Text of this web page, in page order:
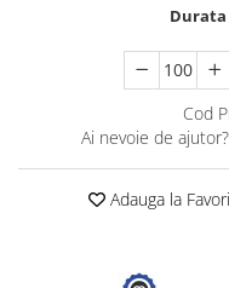
Cod
Ai nevoie de ajutor?
Adauga la